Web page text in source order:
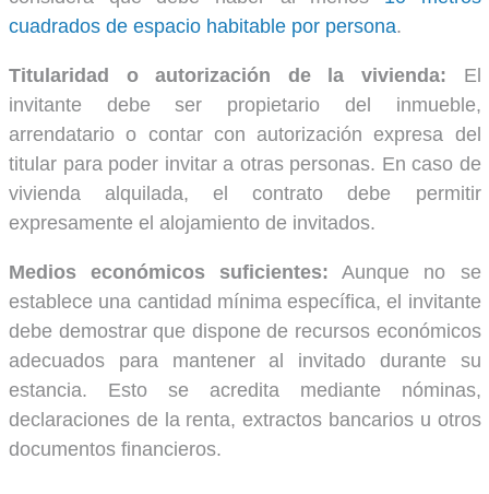
cuadrados de espacio habitable por persona.
Titularidad o autorización de la vivienda: El
invitante debe ser propietario del inmueble,
arrendatario o contar con autorización expresa del
titular para poder invitar a otras personas. En caso de
vivienda alquilada, el contrato debe permitir
expresamente el alojamiento de invitados.
Medios económicos suficientes: Aunque no se
establece una cantidad mínima específica, el invitante
debe demostrar que dispone de recursos económicos
adecuados para mantener al invitado durante su
estancia. Esto se acredita mediante nóminas,
declaraciones de la renta, extractos bancarios u otros
documentos financieros.